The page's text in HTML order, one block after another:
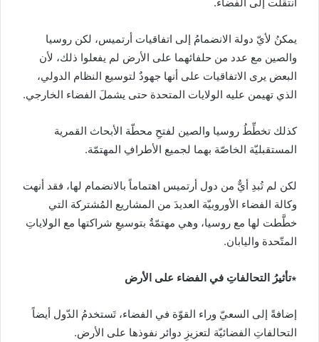
يمكنُ لأيّ دولة الانضمامُ إلى اتفاقيات أرتميس، لكن روسيا
والصين مع عدد من حلفائهما على الأرض لم يفعلوا ذلك، لأن
البعض يرى الاتفاقيات على أنها جهودٌ لتوسيع النظام الدولي،
الذي تهيمن عليه الولايات المتحدة حتى يشملَ الفضاء الخارجي.
كذلك تخطِّطُ روسيا والصين لفتحِ محطّة الأبحاث القمرية
المستقبليّة الخاصّة بهما لجميع الأطرافِ المهتمّة.
لكن لم تُبدِ أيٌّ من دول أرتميس اهتماماً بالانضمام لها، فقد أنهت
وكالة الفضاء الأوروبيّة العديدَ من المشاريع المُشتركة التي
خطَّطت لها مع روسيا، وهي مهتمّةٌ بتوسيعِ شراكتها مع الولاياتِ
المتّحدة واليابان.
∗تأثيرُ التحالفاتِ في الفضاء على الأرض
إضافةً إلى السعيّ وراء القوّة في الفضاء، تَستخدمُ الدّول أيضاً
التحالفاتِ الفضائيّة لتعزيزِ دوائر نفوذها على الأرض.